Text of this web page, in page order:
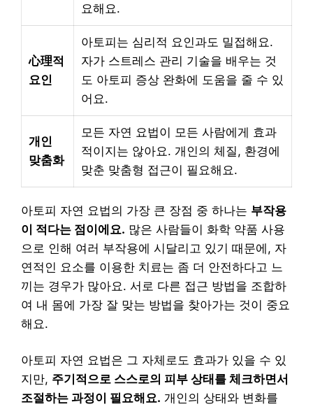
요해요.
心理적
요인
아토피는 심리적 요인과도 밀접해요.
자가 스트레스 관리 기술을 배우는 것
도 아토피 증상 완화에 도움을 줄 수 있
어요.
개인
맞춤화
모든 자연 요법이 모든 사람에게 효과
적이지는 않아요. 개인의 체질, 환경에
맞춘 맞춤형 접근이 필요해요.
아토피 자연 요법의 가장 큰 장점 중 하나는 부작용
이 적다는 점이에요. 많은 사람들이 화학 약품 사용
으로 인해 여러 부작용에 시달리고 있기 때문에, 자
연적인 요소를 이용한 치료는 좀 더 안전하다고 느
끼는 경우가 많아요. 서로 다른 접근 방법을 조합하
여 내 몸에 가장 잘 맞는 방법을 찾아가는 것이 중요
해요.
아토피 자연 요법은 그 자체로도 효과가 있을 수 있
지만, 주기적으로 스스로의 피부 상태를 체크하면서
조절하는 과정이 필요해요. 개인의 상태와 변화를